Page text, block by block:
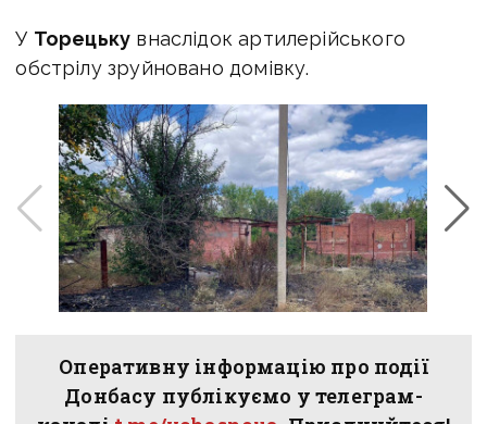
У Торецьку внаслідок артилерійського
обстрілу зруйновано домівку.
Оперативну інформацію про події
Донбасу публікуємо у телеграм-